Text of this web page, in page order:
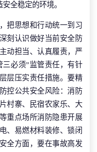
全稳定的环境。
把思想和行动统一到习
刻认识做好当前安全防
动担当、认真履责，严
必须”监管责任，有针
层压实责任措施。要精
控公共安全风险：消防
村寨、民宿农家乐、大
重点场所消防隐患开展
、易燃材料装修、锁闭
全方面，要在事故高发